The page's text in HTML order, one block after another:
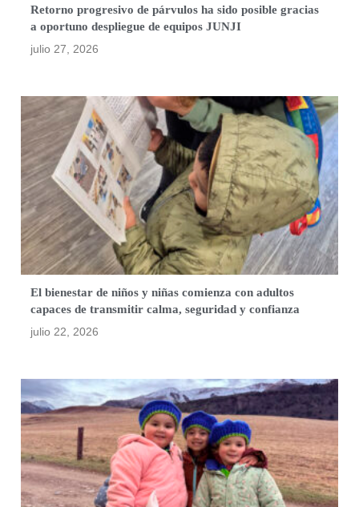
Retorno progresivo de párvulos ha sido posible gracias
a oportuno despliegue de equipos JUNJI
julio 27, 2026
El bienestar de niños y niñas comienza con adultos
capaces de transmitir calma, seguridad y confianza
julio 22, 2026